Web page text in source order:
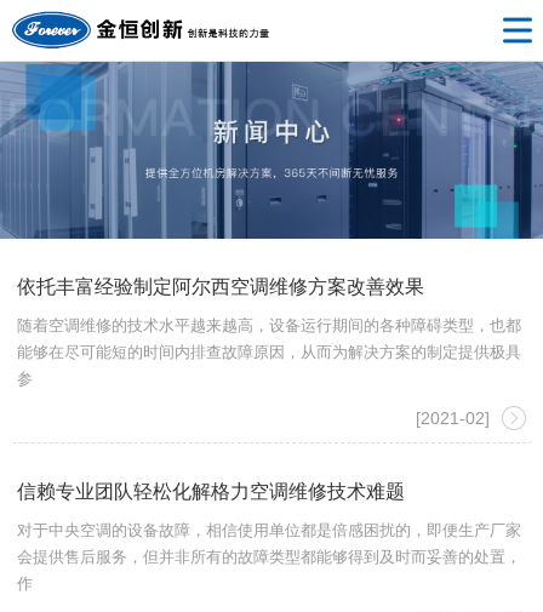
依托丰富经验制定阿尔西空调维修方案改善效果
随着空调维修的技术水平越来越高，设备运行期间的各种障碍类型，也都
能够在尽可能短的时间内排查故障原因，从而为解决方案的制定提供极具
参
[2021-02]
信赖专业团队轻松化解格力空调维修技术难题
对于中央空调的设备故障，相信使用单位都是倍感困扰的，即便生产厂家
会提供售后服务，但并非所有的故障类型都能够得到及时而妥善的处置，
作